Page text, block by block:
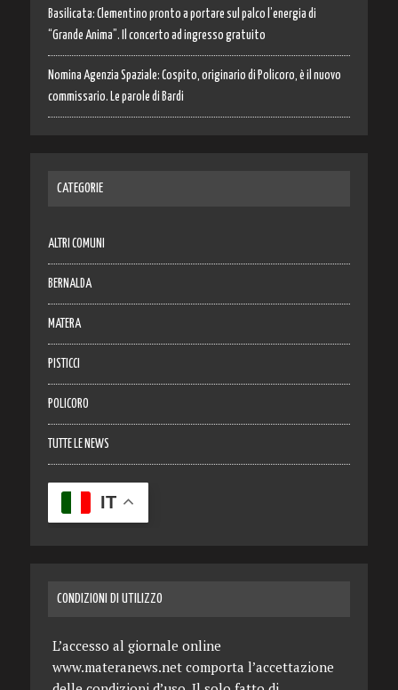
Basilicata: Clementino pronto a portare sul palco l’energia di
“Grande Anima”. Il concerto ad ingresso gratuito
Nomina Agenzia Spaziale: Cospito, originario di Policoro, è il nuovo
commissario. Le parole di Bardi
CATEGORIE
ALTRI COMUNI
BERNALDA
MATERA
PISTICCI
POLICORO
TUTTE LE NEWS
IT
CONDIZIONI DI UTILIZZO
L’accesso al giornale online
www.materanews.net comporta l’accettazione